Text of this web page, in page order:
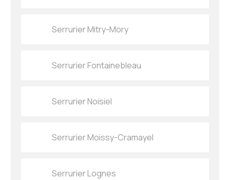
Serrurier Mitry-Mory
Serrurier Fontainebleau
Serrurier Noisiel
Serrurier Moissy-Cramayel
Serrurier Lognes